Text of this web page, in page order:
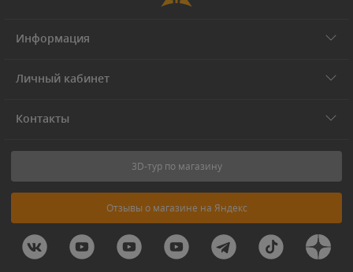
Информация
Личный кабинет
Контакты
3D-тур по магазину
Отзывы о магазине на Яндекс